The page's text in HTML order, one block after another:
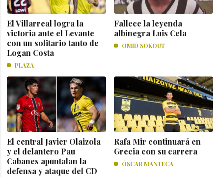
El Villarreal logra la
victoria ante el Levante
con un solitario tanto de
Logan Costa
PLAZA
Fallece la leyenda
albinegra Luis Cela
OMID SOKOUT
El central Javier Olaizola
y el delantero Pau
Cabanes apuntalan la
defensa y ataque del CD
Rafa Mir continuará en
Grecia con su carrera
ÓSCAR MANTECA